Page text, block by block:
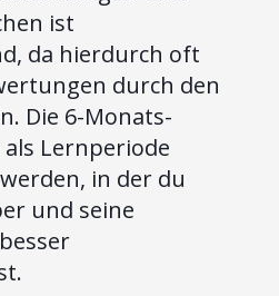
ist
da hierdurch oft
durch den
Die 6-Monats-
als Lernperiode
in der du
und seine